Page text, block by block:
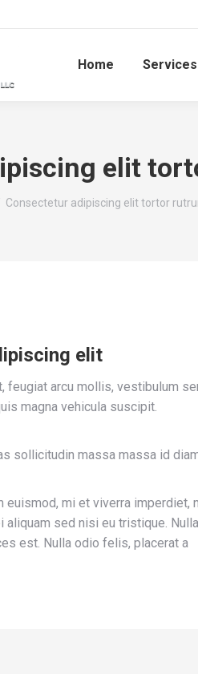
Home Services​
elit
Consectetur adipiscing elit tortor
elit
feugiat arcu mollis, vestibulum
magna vehicula suscipit.
sollicitudin massa massa id
euismod, mi et viverra imperdiet,
aliquam sed nisi eu tristique.
est. Nulla odio felis, placerat a